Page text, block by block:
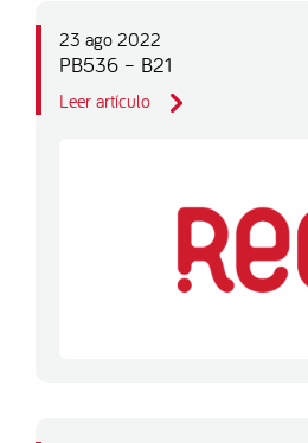
23 ago 2022
PB536 – B21
Leer artículo